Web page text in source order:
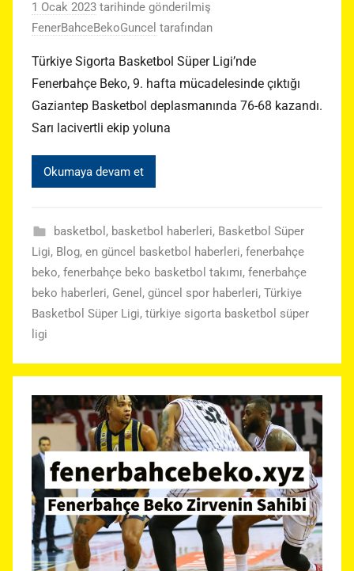
1 Ocak 2023 tarihinde gönderilmiş
FenerBahceBekoGuncel tarafından
Türkiye Sigorta Basketbol Süper Ligi’nde
Fenerbahçe Beko, 9. hafta mücadelesinde çıktığı
Gaziantep Basketbol deplasmanında 76-68 kazandı.
Sarı lacivertli ekip yoluna
Okumaya devam et
basketbol , basketbol haberleri, Basketbol Süper
Ligi, Blog, en güncel basketbol haberleri, fenerbahçe
beko, fenerbahçe beko basketbol takımı, fenerbahçe
beko haberleri, Genel , güncel spor haberleri, Türkiye
Basketbol Süper Ligi, türkiye sigorta basketbol süper
ligi